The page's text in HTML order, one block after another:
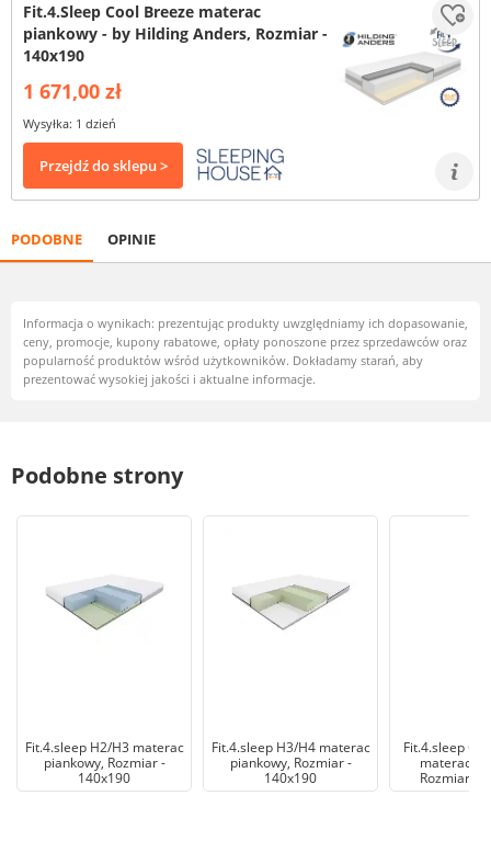
Fit.4.Sleep Cool Breeze materac
piankowy - by Hilding Anders, Rozmiar -
140x190
1 671,00 zł
Wysyłka: 1 dzień
Przejdź do sklepu >
PODOBNE OPINIE
Informacja o wynikach: prezentując produkty uwzględniamy ich dopasowanie,
ceny, promocje, kupony rabatowe, opłaty ponoszone przez sprzedawców oraz
popularność produktów wśród użytkowników. Dokładamy starań, aby
prezentować wysokiej jakości i aktualne informacje.
Podobne strony
Fit.4.sleep H2/H3 materac
piankowy, Rozmiar -
140x190
Fit.4.sleep H3/H4 materac
piankowy, Rozmiar -
140x190
Fit.4.sleep
materac
Rozmiar -